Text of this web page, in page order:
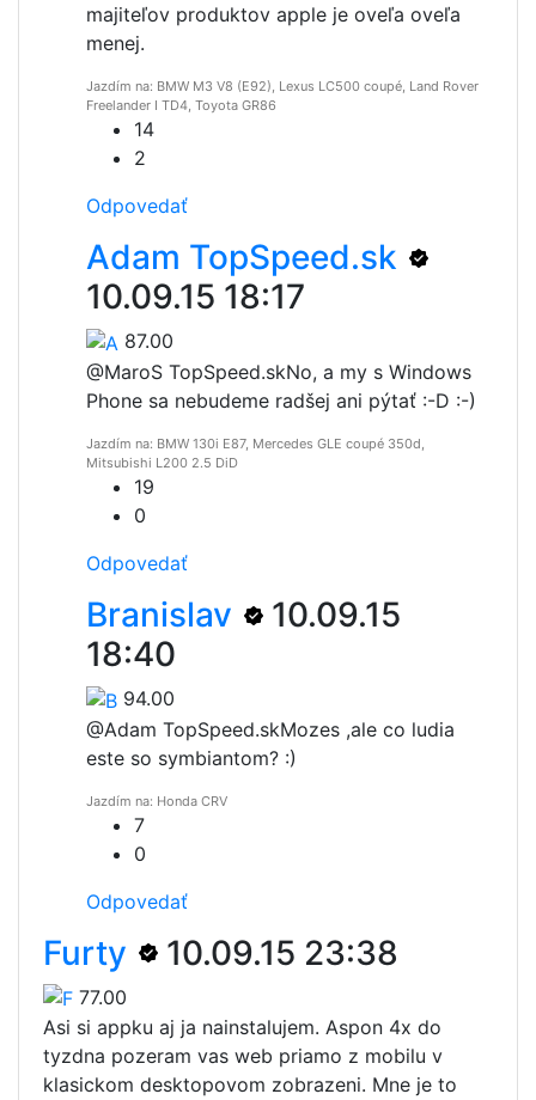
majiteľov produktov apple je oveľa oveľa
menej.
Jazdím na: BMW M3 V8 (E92), Lexus LC500 coupé, Land Rover
Freelander I TD4, Toyota GR86
14
2
Odpovedať
Adam TopSpeed.sk
10.09.15 18:17
87.00
@MaroS TopSpeed.skNo, a my s Windows
Phone sa nebudeme radšej ani pýtať :-D :-)
Jazdím na: BMW 130i E87, Mercedes GLE coupé 350d,
Mitsubishi L200 2.5 DiD
19
0
Odpovedať
Branislav
10.09.15
18:40
94.00
@Adam TopSpeed.skMozes ,ale co ludia
este so symbiantom? :)
Jazdím na: Honda CRV
7
0
Odpovedať
Furty 10.09.15 23:38
77.00
Asi si appku aj ja nainstalujem. Aspon 4x do
tyzdna pozeram vas web priamo z mobilu v
klasickom desktopovom zobrazeni. Mne je to